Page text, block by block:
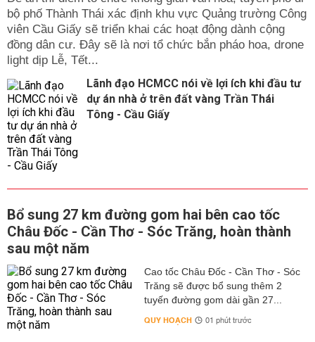
bộ phố Thành Thái xác định khu vực Quảng trường Công
viên Cầu Giấy sẽ triển khai các hoạt động dành cộng
đồng dân cư. Đây sẽ là nơi tổ chức bắn pháo hoa, drone
light dịp Lễ, Tết...
Lãnh đạo HCMCC nói về lợi ích khi đầu tư
dự án nhà ở trên đất vàng Trần Thái
Tông - Cầu Giấy
Bổ sung 27 km đường gom hai bên cao tốc
Châu Đốc - Cần Thơ - Sóc Trăng, hoàn thành
sau một năm
Cao tốc Châu Đốc - Cần Thơ - Sóc
Trăng sẽ được bổ sung thêm 2
tuyến đường gom dài gần 27...
QUY HOẠCH 01 phút trước